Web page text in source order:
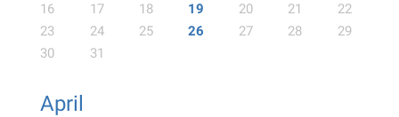
16
17 18 19 20 21
22
23
24 25 26 27 28
29
30
31
April